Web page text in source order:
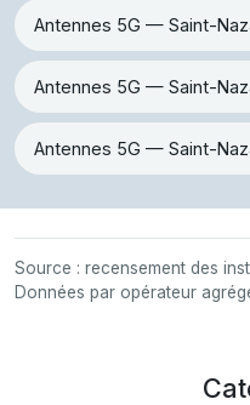
Antennes 5G — Saint-
Antennes 5G — Saint-
Antennes 5G — Saint-
Source : recensement des
Données par opérateur